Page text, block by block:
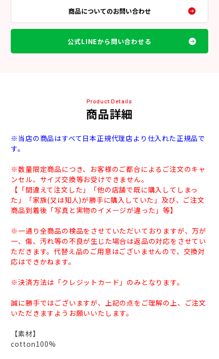
商品についてのお問い合わせ
公式LINEから問い合わせる
Product Details
商品詳細
※当店の商品はすべて日本正規代理店より仕入れた正規品で
す。
※数量限定商品につき、お客様のご都合によるご注文のキャ
ンセル、サイズ交換等お受けできません。
【「間違えて注文した」「他の店舗で既に購入してしまっ
た」「家族(又は知人)が勝手に購入していた」及び、ご注文
商品到着後「写真と実物のイメージが違った」等】
※一通り全商品の検品をさせていただいておりますが、万が
一、傷、汚れ等の不良が生じた場合は返品の対応をさせてい
ただきます。代替え品のご用意はございませんので、交換対
応はできかねます。
※決済方法は「クレジットカード」のみとなります。
誠に勝手ではございますが、上記の点をご理解の上、ご注文
いただきますようお願いいたします。
【素材】
cotton100%